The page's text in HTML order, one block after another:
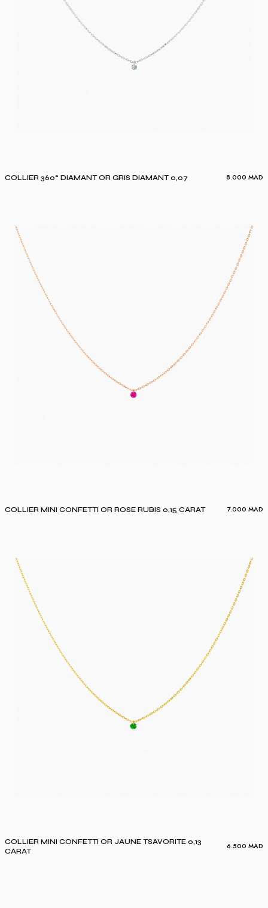
COLLIER 360° DIAMANT OR GRIS DIAMANT 0,07 8.000 MAD
COLLIER MINI CONFETTI OR ROSE RUBIS 0,15 CARAT 7.000 MAD
COLLIER MINI CONFETTI OR JAUNE TSAVORITE 0,13
CARAT
6.500 MAD